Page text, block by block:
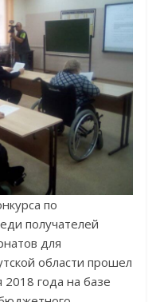
по
получателей
для
области прошел
2018 года на базе